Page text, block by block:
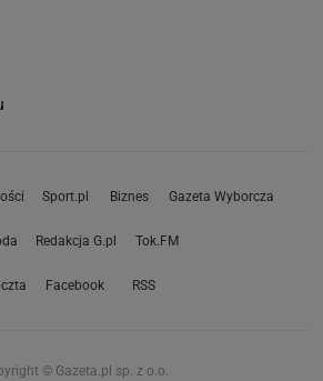
Sport.pl Biznes Gazeta Wyborcza
Redakcja G.pl Tok.FM
Facebook RSS
© Gazeta.pl sp. z o.o.